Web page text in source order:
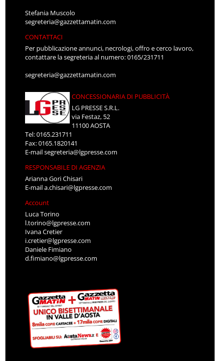
Stefania Muscolo
segreteria@gazzettamatin.com
CONTATTACI
Per pubblicazione annunci, necrologi, offro e cerco lavoro,
contattare la segreteria al numero: 0165/231711
segreteria@gazzettamatin.com
CONCESSIONARIA DI PUBBLICITÀ
LG PRESSE S.R.L.
via Festaz, 52
11100 AOSTA
Tel: 0165.231711
Fax: 0165.1820141
E-mailsegreteria@lgpresse.com
RESPONSABILE DI AGENZIA
Arianna Gori Chisari
E-maila.chisari@lgpresse.com
Account
Luca Torino
l.torino@lgpresse.com
Ivana Cretier
i.cretier@lgpresse.com
Daniele Fimiano
d.fimiano@lgpresse.com